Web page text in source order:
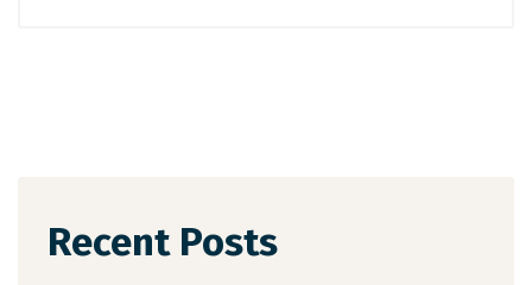
Recent Posts